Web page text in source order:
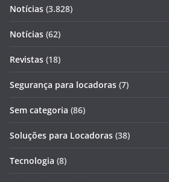
Notícias (3.828)
Notícias (62)
Revistas (18)
Segurança para locadoras (7)
Sem categoria (86)
Soluções para Locadoras (38)
Tecnologia (8)